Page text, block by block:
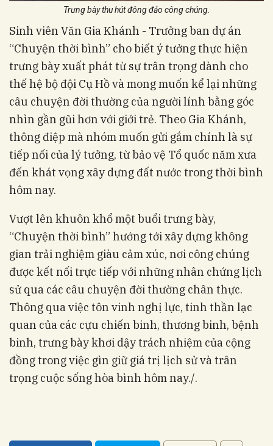
Trưng bày thu hút đông đảo công chúng.
Sinh viên Văn Gia Khánh - Trưởng ban dự án
“Chuyện thời bình” cho biết ý tưởng thực hiện
trưng bày xuất phát từ sự trân trọng dành cho
thế hệ bộ đội Cụ Hồ và mong muốn kể lại những
câu chuyện đời thường của người lính bằng góc
nhìn gần gũi hơn với giới trẻ. Theo Gia Khánh,
thông điệp mà nhóm muốn gửi gắm chính là sự
tiếp nối của lý tưởng, từ bảo vệ Tổ quốc năm xưa
đến khát vọng xây dựng đất nước trong thời bình
hôm nay.
Vượt lên khuôn khổ một buổi trưng bày,
“Chuyện thời bình” hướng tới xây dựng không
gian trải nghiệm giàu cảm xúc, nơi công chúng
được kết nối trực tiếp với những nhân chứng lịch
sử qua các câu chuyện đời thường chân thực.
Thông qua việc tôn vinh nghị lực, tinh thần lạc
quan của các cựu chiến binh, thương binh, bệnh
binh, trưng bày khơi dậy trách nhiệm của cộng
đồng trong việc gìn giữ giá trị lịch sử và trân
trọng cuộc sống hòa bình hôm nay./.